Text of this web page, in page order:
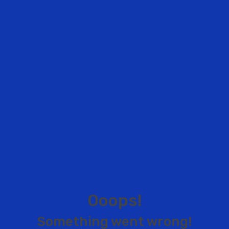
Ooops!
Something went wrong!